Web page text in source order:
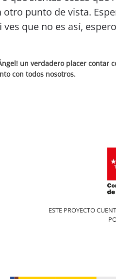
punto de vista.
que no es así,
un verdadero placer contar
con todos nosotros.
ESTE PROYECTO